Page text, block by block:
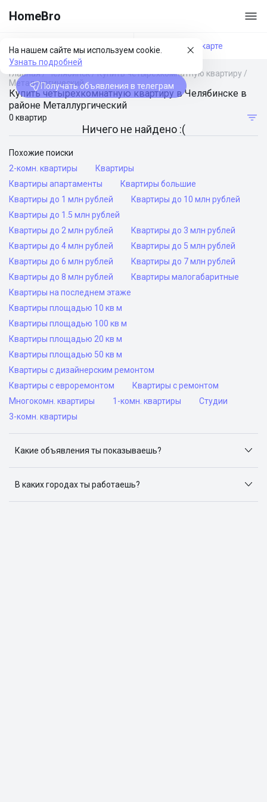
HomeBro
На нашем сайте мы используем cookie.
Узнать подробней
Получать объявления в телеграм
Фильтры На карте
Главная/Челябинск/Купить четырехкомнатную квартиру /
Металлургический
Купить четырехкомнатную квартиру в Челябинске в
районе Металлургический
0 квартир
Ничего не найдено :(
Похожие поиски
2-комн. квартиры
Квартиры
Квартиры апартаменты
Квартиры большие
Квартиры до 1 млн рублей
Квартиры до 10 млн рублей
Квартиры до 1.5 млн рублей
Квартиры до 2 млн рублей
Квартиры до 3 млн рублей
Квартиры до 4 млн рублей
Квартиры до 5 млн рублей
Квартиры до 6 млн рублей
Квартиры до 7 млн рублей
Квартиры до 8 млн рублей
Квартиры малогабаритные
Квартиры на последнем этаже
Квартиры площадью 10 кв м
Квартиры площадью 100 кв м
Квартиры площадью 20 кв м
Квартиры площадью 50 кв м
Квартиры с дизайнерским ремонтом
Квартиры с евроремонтом
Квартиры с ремонтом
Многокомн. квартиры
1-комн. квартиры
Студии
3-комн. квартиры
Какие объявления ты показываешь?
объявлений: ЦИАН, Домклик, Яндекс.Недвижимость,
Авито, Самолет.Плюс.
В каких городах ты работаешь?